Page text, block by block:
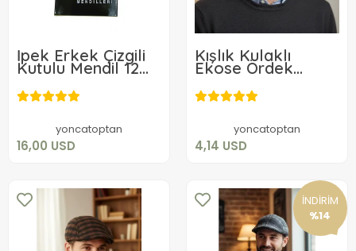
İpek Erkek Çizgili
Kutulu Mendil 12
Adet 42x42 cm
yoncatoptan
16,00 USD
16,00 USD
Kışlık Kulaklı
Ekose Ördek
Şapka
yoncatoptan
4,14 USD
4,14 USD
İNDİRİM
%14